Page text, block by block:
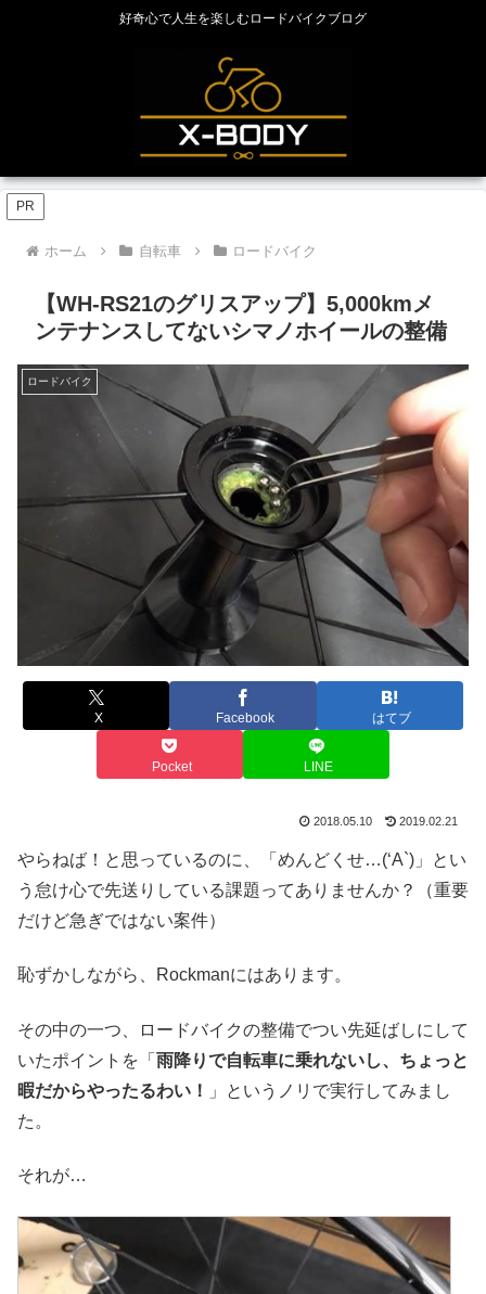
好奇心で人生を楽しむロードバイクブログ
PR
ホーム 自転車 ロードバイク
【WH-RS21のグリスアップ】5,000kmメ
ンテナンスしてないシマノホイールの整備
ロードバイク
X Facebook はてブ
Pocket LINE
2018.05.10 2019.02.21
やらねば！と思っているのに、「めんどくせ…(‘A`)」とい
う怠け心で先送りしている課題ってありませんか？（重要
だけど急ぎではない案件）
恥ずかしながら、Rockmanにはあります。
その中の一つ、ロードバイクの整備でつい先延ばしにして
いたポイントを「 雨降りで自転車に乗れないし、ちょっと
暇だからやったるわい！
」というノリで実行してみまし
た。
それが…